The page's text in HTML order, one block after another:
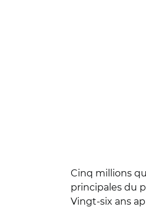
Cinq millions
principales du
Vingt-six ans